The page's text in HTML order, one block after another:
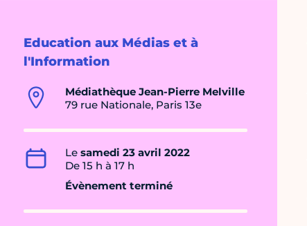
Education aux Médias et à
l'Information
Médiathèque Jean-Pierre Melville
79 rue Nationale, Paris 13e
Le samedi 23 avril 2022
De 15 h à 17 h
Évènement terminé